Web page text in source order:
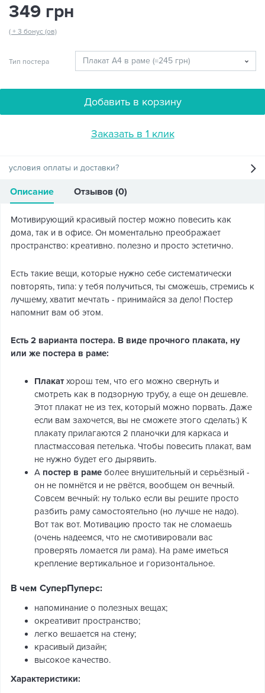
349 грн
( + 3 бонус (ов)
Тип постера
Добавить в корзину
Заказать в 1 клик
условия оплаты и доставки?
Описание Отзывов (0)
Мотивирующий красивый постер можно повесить как
дома, так и в офисе. Он моментально преображает
пространство: креативно. полезно и просто эстетично.
Есть такие вещи, которые нужно себе систематически
повторять, типа: у тебя получиться, ты сможешь, стремись к
лучшему, хватит мечтать - принимайся за дело! Постер
напомнит вам об этом.
Есть 2 варианта постера. В виде прочного плаката, ну
или же постера в раме:
Плакатхорош тем, что его можно свернуть и
смотреть как в подзорную трубу, а еще он дешевле.
Этот плакат не из тех, который можно порвать. Даже
если вам захочется, вы не сможете этого сделать:) К
плакату прилагаются 2 планочки для каркаса и
пластмассовая петелька. Чтобы повесить плакат, вам
не нужно будет его дырявить.
А постер в раме более внушительный и серьёзный -
он не помнётся и не рвётся, вообщем он вечный.
Совсем вечный: ну только если вы решите просто
разбить раму самостоятельно (но лучше не надо).
Вот так вот. Мотивацию просто так не сломаешь
(очень надеемся, что не смотивировали вас
проверять ломается ли рама). На раме иметься
крепление вертикальное и горизонтальное.
В чем СуперПуперс:
напоминание о полезных вещах;
окреативит пространство;
легко вешается на стену;
красивый дизайн;
высокое качество.
Характеристики: